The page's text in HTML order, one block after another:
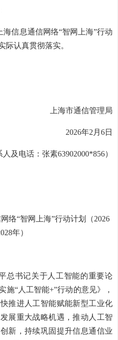
海信息通信网络“智网上海”行动
际认真贯彻落实。
上海市通信管理局
2026年2 月 6日
人及电话：张素63902000*856）
络“智网上海”行动计划（2026
年）
总书记关于人工智能的重要论
施“人工智能+”行动的意见》
，
推进人工智能赋能新型工业化
展重大战略机遇 ，推动人工智
新 ，持续巩固提升信息通信业